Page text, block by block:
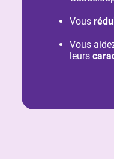
Vous
Vous
leurs